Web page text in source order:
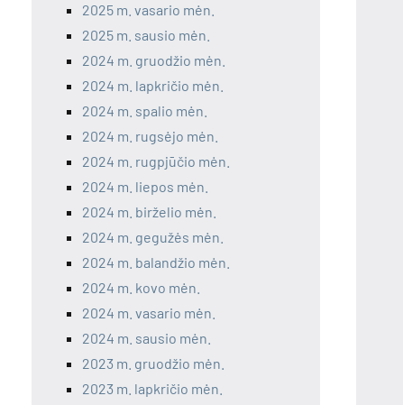
2025 m. vasario mėn.
2025 m. sausio mėn.
2024 m. gruodžio mėn.
2024 m. lapkričio mėn.
2024 m. spalio mėn.
2024 m. rugsėjo mėn.
2024 m. rugpjūčio mėn.
2024 m. liepos mėn.
2024 m. birželio mėn.
2024 m. gegužės mėn.
2024 m. balandžio mėn.
2024 m. kovo mėn.
2024 m. vasario mėn.
2024 m. sausio mėn.
2023 m. gruodžio mėn.
2023 m. lapkričio mėn.